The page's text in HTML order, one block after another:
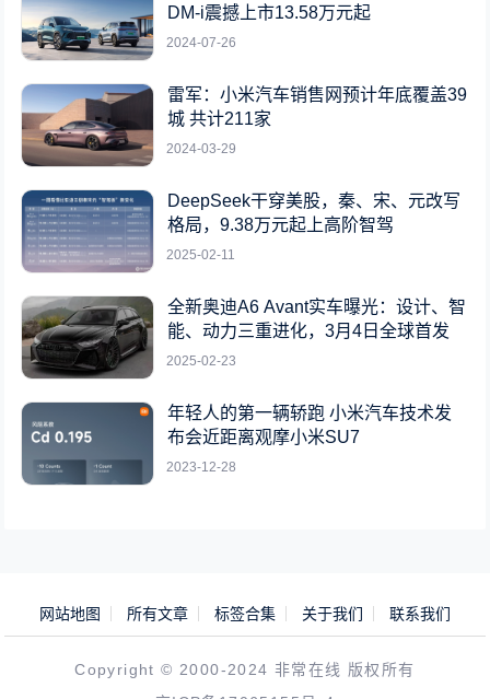
DM-i震撼上市13.58万元起
2024-07-26
雷军：小米汽车销售网预计年底覆盖39
城 共计211家
2024-03-29
DeepSeek干穿美股，秦、宋、元改写
格局，9.38万元起上高阶智驾
2025-02-11
全新奥迪A6 Avant实车曝光：设计、智
能、动力三重进化，3月4日全球首发
2025-02-23
年轻人的第一辆轿跑 小米汽车技术发
布会近距离观摩小米SU7
2023-12-28
网站地图 所有文章 标签合集 关于我们 联系我们
Copyright © 2000-2024 非常在线 版权所有